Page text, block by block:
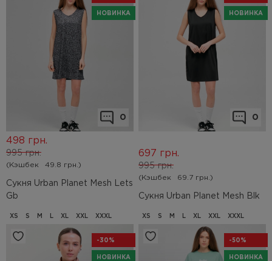
НОВИНКА
0
Сукня Urban Planet Mesh Lets
Gb
995 грн.
498 грн.
(Кэшбек 49.8 грн.)
XS S M L XL XXL XXXL
НОВИНКА
0
Сукня Urban Planet Mesh Blk
995 грн.
697 грн.
(Кэшбек 69.7 грн.)
XS S M L XL XXL XXXL
-30%
НОВИНКА
-50%
НОВИНКА